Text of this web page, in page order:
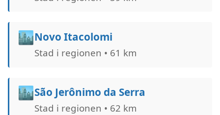
🏙️Novo Itacolomi
Stad i regionen • 61 km
🏙️São Jerônimo da Serra
Stad i regionen • 62 km